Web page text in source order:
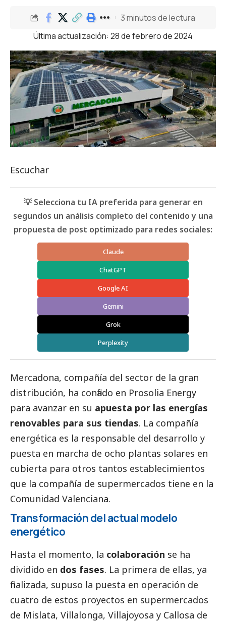
Última actualización: 28 de febrero de 2024
3 minutos de lectura
Escuchar
💡 Selecciona tu IA preferida para generar en
segundos un análisis completo del contenido y una
propuesta de post optimizado para redes sociales:
Claude
ChatGPT
Google AI
Gemini
Grok
Perplexity
Mercadona, compañía del sector de la gran
distribución, ha confiado en Prosolia Energy
para avanzar en su apuesta por las energías
renovables para sus tiendas. La compañía
energética es la responsable del desarrollo y
puesta en marcha de ocho plantas solares en
cubierta para otros tantos establecimientos
que la compañía de supermercados tiene en la
Comunidad Valenciana.
Transformación del actual modelo
energético
Hasta el momento, la colaboración se ha
dividido en dos fases. La primera de ellas, ya
finalizada, supuso la puesta en operación de
cuatro de estos proyectos en supermercados
de Mislata, Villalonga, Villajoyosa y Callosa de